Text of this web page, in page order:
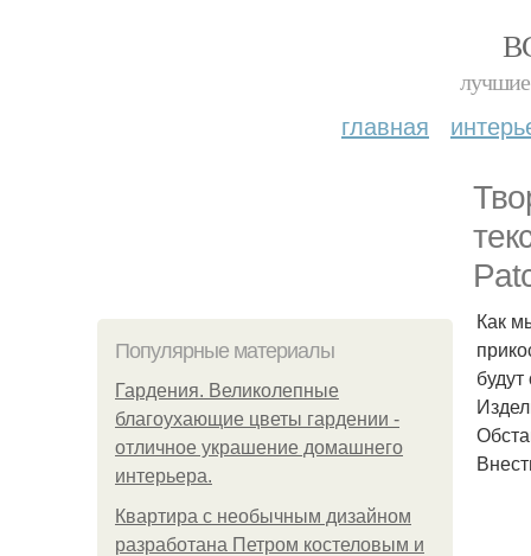
лучшие
главная
Популярные материалы
Гардения. Великолепные
благоухающие цветы гардении -
отличное украшение домашнего
интерьера.
Квартира с необычным дизайном
разработана Петром костеловым и
Как